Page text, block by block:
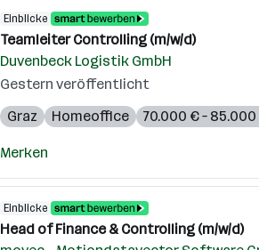
Einblicke
Teamleiter Controlling (m/w/d)
Duvenbeck Logistik GmbH
Gestern veröffentlicht
Graz
Homeoffice 70.000 € –
Merken
Einblicke
Head of Finance & Controlling (m/w/d)